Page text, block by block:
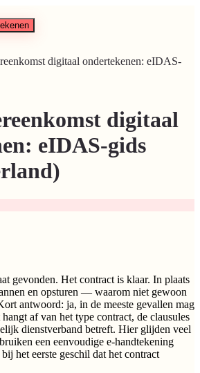
digitaal ondertekenen: eIDAS-
digitaal
eIDAS-gids
gevonden. Het contract is klaar. In plaats
en opsturen — waarom niet gewoon
antwoord: ja, in de meeste gevallen mag
af van het type contract, de clausules
dienstverband betreft. Hier glijden veel
een eenvoudige e-handtekening
het eerste geschil dat het contract